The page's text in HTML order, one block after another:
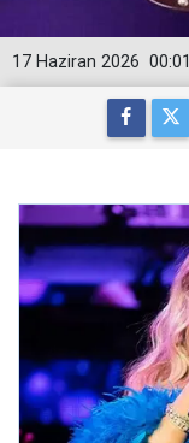
00:01
17 Haziran 2026